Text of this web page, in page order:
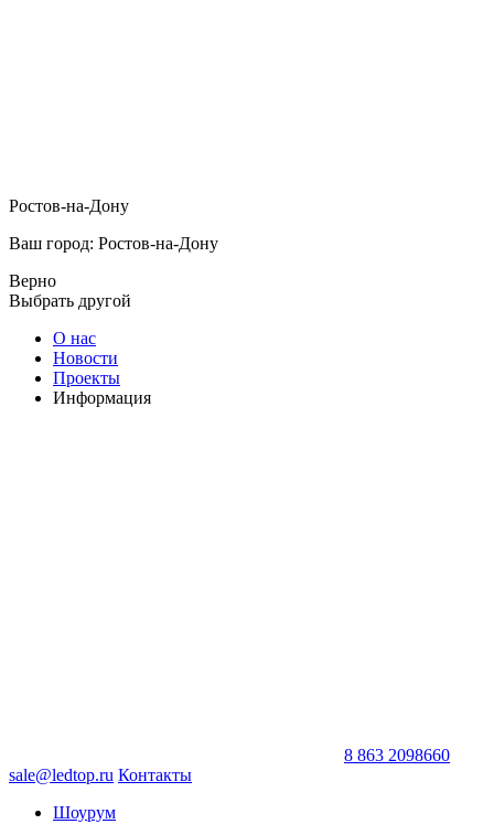
Ростов-на-Дону
Ваш город: Ростов-на-Дону
Верно
Выбрать другой
О нас
Новости
Проекты
Информация
8 863 2098660
sale@ledtop.ru Контакты
Шоурум